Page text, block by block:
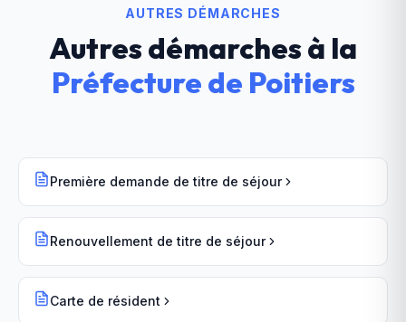
AUTRES DÉMARCHES
Autres démarches à la
Préfecture de Poitiers
Première demande de titre de séjour
Renouvellement de titre de séjour
Carte de résident